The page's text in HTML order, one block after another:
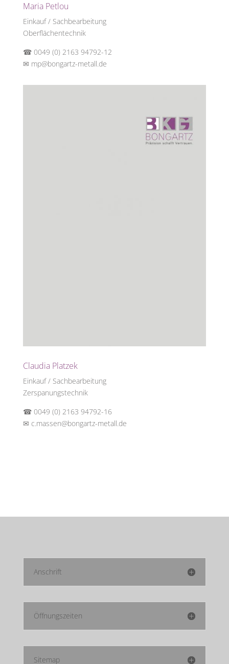
Maria Petlou
Einkauf / Sachbearbeitung
Oberflächentechnik
☎ 0049 (0) 2163 94792-12
✉ mp@bongartz-metall.de
Claudia Platzek
Einkauf / Sachbearbeitung
Zerspanungstechnik
☎ 0049 (0) 2163 94792-16
✉ c.massen@bongartz-metall.de
Anschrift
Öffnungszeiten
Sitemap